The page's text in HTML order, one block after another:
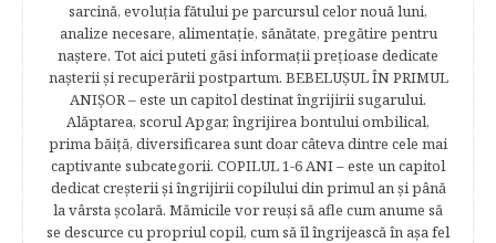
sarcină, evoluţia fătului pe parcursul celor nouă luni,
analize necesare, alimentaţie, sănătate, pregătire pentru
naştere. Tot aici puteti găsi informaţii preţioase dedicate
naşterii şi recuperării postpartum. BEBELUŞUL ÎN PRIMUL
ANIŞOR – este un capitol destinat îngrijirii sugarului.
Alăptarea, scorul Apgar, îngrijirea bontului ombilical,
prima băiţă, diversificarea sunt doar câteva dintre cele mai
captivante subcategorii. COPILUL 1-6 ANI – este un capitol
dedicat creşterii şi îngrijirii copilului din primul an şi până
la vârsta şcolară. Mămicile vor reuşi să afle cum anume să
se descurce cu propriul copil, cum să îl îngrijească în aşa fel